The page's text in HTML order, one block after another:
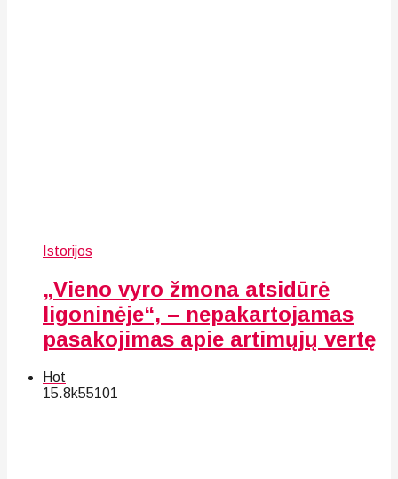
Istorijos
„Vieno vyro žmona atsidūrė
ligoninėje“, – nepakartojamas
pasakojimas apie artimųjų vertę
Hot
15.8k55101